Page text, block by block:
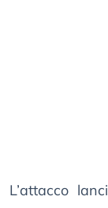
L’attacco